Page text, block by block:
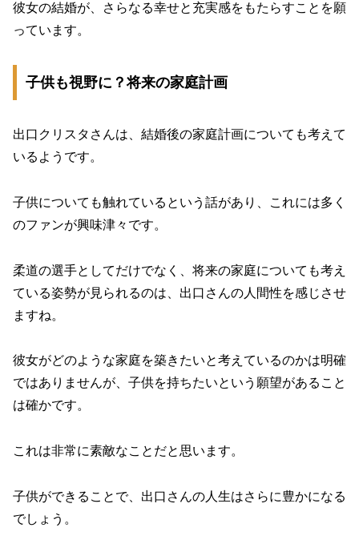
彼女の結婚が、さらなる幸せと充実感をもたらすことを願
っています。
子供も視野に？将来の家庭計画
出口クリスタさんは、結婚後の家庭計画についても考えて
いるようです。
子供についても触れているという話があり、これには多く
のファンが興味津々です。
柔道の選手としてだけでなく、将来の家庭についても考え
ている姿勢が見られるのは、出口さんの人間性を感じさせ
ますね。
彼女がどのような家庭を築きたいと考えているのかは明確
ではありませんが、子供を持ちたいという願望があること
は確かです。
これは非常に素敵なことだと思います。
子供ができることで、出口さんの人生はさらに豊かになる
でしょう。